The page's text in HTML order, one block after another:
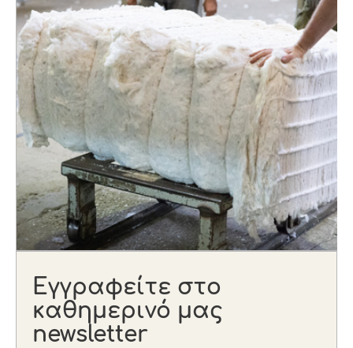
Εγγραφείτε στο
καθημερινό μας
newsletter